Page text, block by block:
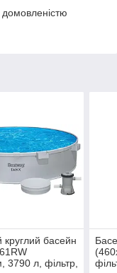
круглий басейн
3790 л, фільтр,